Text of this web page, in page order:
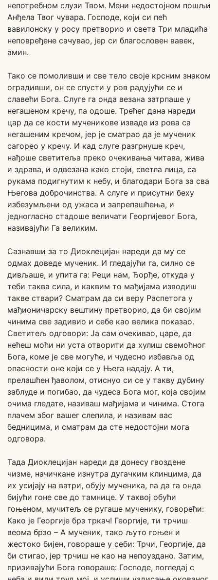
непотребном слузи Твом. Мени недостојном пошљи
Анђела Твог чувара. Господе, који си пећ
вавилонску у росу претворио и света Три младића
неповређене сачувао, јер си благословен вавек,
амин.
Тако се помоливши и све тело своје крсним знаком
оградивши, он се спусти у ров радујући се и
славећи Бога. Слуге га онда везана затрпаше у
негашеном кречу, па одоше. Трећег дана нареди
цар да се кости мученикове изваде из рова са
негашеним кречом, јер је сматрао да је мученик
сагорео у кречу. И кад слуге разгрнуше креч,
нађоше светитеља преко очекивања читава, жива
и здрава, и одвезана како стоји, светла лица, са
рукама подигнутим к небу, и благодари Бога за сва
Његова доброчинства. А слуге и присутни беху
избезумљени од ужаса и запрепашћења, и
једногласно стадоше величати Георгијевог Бога,
називајући Га великим.
Сазнавши за то Диоклецијан нареди да му се
одмах доведе мученик. И гледајући га, силно се
дивљаше, и упита га: Реци нам, Ђорђе, откуда у
теби таква сила, и каквим то мађијама изводиш
такве ствари? Сматрам да си веру Распетога у
мађионичарску вештину претворио, да би својим
чинима све задивио и себе као велика показао.
Светитељ одговори: Ја сам очекивао, царе, да
нећеш моћи ни уста отворити да хулиш свемоћног
Бога, коме је све могуће, и чудесно избавља од
опасности оне који се у Њега надају. А ти,
прелашћен ђаволом, отиснуо си се у такву дубину
заблуде и погибао, да чудеса Бога мог, која својим
очима гледате, називаш мађијама и чинима. Стога
плачем због вашег слепила, и називам вас
бедницима, и сматрам да сте недостојни мога
одговора.
Тада Диоклецијан нареди да донесу гвоздене
чизме, начичкане изнутра дугачким клинцима, да
их усијају на ватри, обују мученика, па да га онда
бијући гоне све до тамнице. У таквој обући
гоњеном, мучитељ се ругаше мученику, говорећи:
Како је Георгије брз тркач! Георгије, ти трчиш
веома брзо – А мученик, тако љуто гоњен и
жестоко бијен, говораше у себи: Трчи, Георгије, да
би стигао, јер трчиш не као на непоуздано. Затим,
призивајући Бога говораше: Господе, погледај с